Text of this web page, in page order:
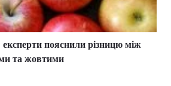
пояснили різницю між
та жовтими